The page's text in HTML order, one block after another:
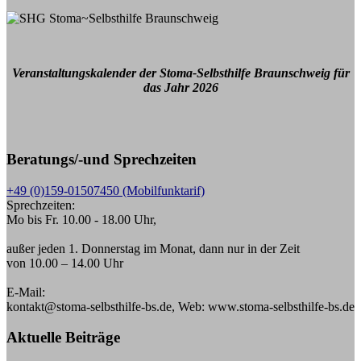
Veranstaltungskalender der Stoma-Selbsthilfe Braunschweig für
das Jahr 2026
Beratungs/-und Sprechzeiten
+49 (0)159-01507450 (Mobilfunktarif)
Sprechzeiten:
Mo bis Fr. 10.00 - 18.00 Uhr,
außer jeden 1. Donnerstag im Monat, dann nur in der Zeit
von 10.00 – 14.00 Uhr
E-Mail:
kontakt@stoma-selbsthilfe-bs.de, Web: www.stoma-selbsthilfe-bs.de
Aktuelle Beiträge